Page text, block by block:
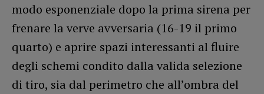
modo esponenziale dopo la prima sirena per
frenare la verve avversaria (16-19 il primo
quarto) e aprire spazi interessanti al fluire
degli schemi condito dalla valida selezione
di tiro, sia dal perimetro che all’ombra del